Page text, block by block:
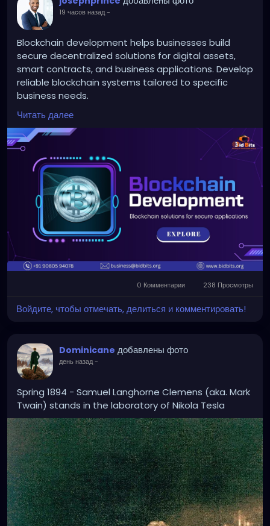
19 часов назад-
Blockchain development helps businesses build
secure decentralized solutions for digital assets,
smart contracts, and business applications. Develop
reliable blockchain systems tailored to specific
business needs.
To Know More:
https://bidbits.org/blockchain-
development-company
Any queries?
Contact: +91 90805 94078
Mail: business@bidbits.org
#blockchaindevelopment
#blockchaintechnology
#smartcontracts
#decentralizedsolutions#web3
#blockchainservices
#dappdevelopment
Читать далее
0 Комментарии 238 Просмотры
Войдите, чтобы отмечать, делиться и комментировать!
Dominicane добавлены фото
день назад-
Spring 1894 - Samuel Langhorne Clemens (aka. Mark
Twain) stands in the laboratory of Nikola Tesla